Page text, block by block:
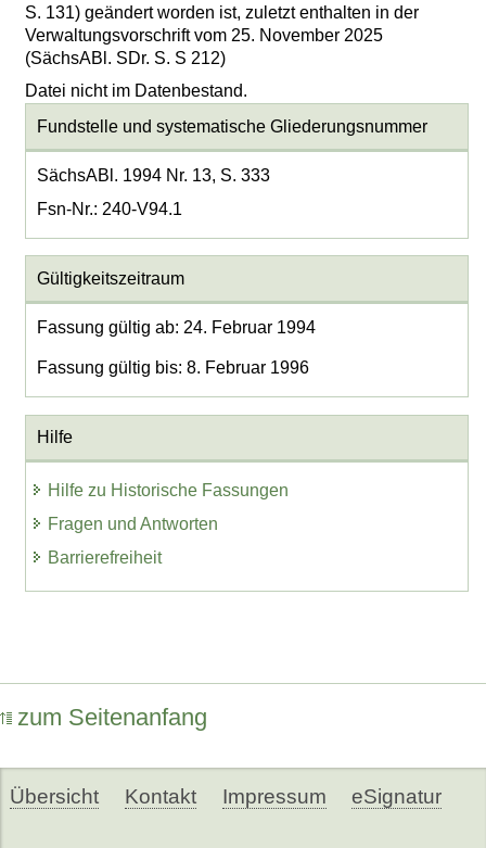
S. 131) geändert worden ist, zuletzt enthalten in der
Verwaltungsvorschrift vom 25. November 2025
(SächsABl. SDr. S. S 212)
Datei nicht im Datenbestand.
Fundstelle und systematische Gliederungsnummer
SächsABl. 1994 Nr. 13, S. 333
Fsn-Nr.: 240-V94.1
Gültigkeitszeitraum
Fassung gültig ab: 24. Februar 1994
Fassung gültig bis: 8. Februar 1996
Hilfe
Hilfe zu Historische Fassungen
Fragen und Antworten
Barrierefreiheit
zum Seitenanfang
Übersicht Kontakt Impressum eSignatur